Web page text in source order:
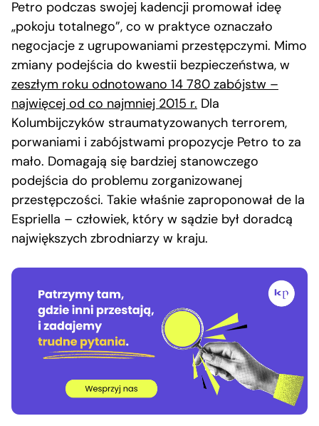
Petro podczas swojej kadencji promował ideę
„pokoju totalnego”, co w praktyce oznaczało
negocjacje z ugrupowaniami przestępczymi. Mimo
zmiany podejścia do kwestii bezpieczeństwa, w
zeszłym roku odnotowano 14 780 zabójstw –
najwięcej od co najmniej 2015 r. Dla
Kolumbijczyków straumatyzowanych terrorem,
porwaniami i zabójstwami propozycje Petro to za
mało. Domagają się bardziej stanowczego
podejścia do problemu zorganizowanej
przestępczości. Takie właśnie zaproponował de la
Espriella – człowiek, który w sądzie był doradcą
największych zbrodniarzy w kraju.